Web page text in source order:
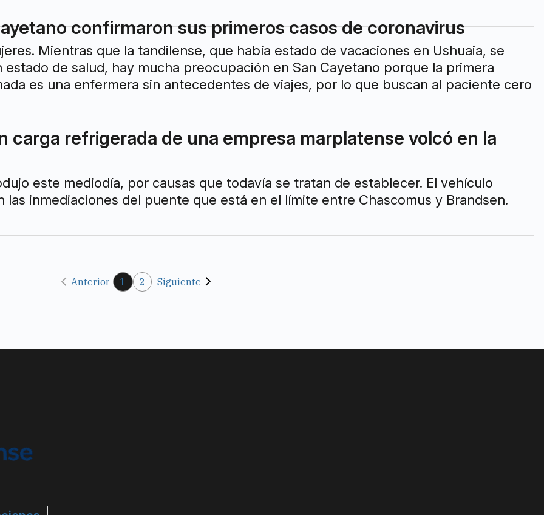
confirmaron sus primeros casos de coronavirus
Mientras que la tandilense, que había estado de vacaciones en Ushuaia, se
de salud, hay mucha preocupación en San Cayetano porque la primera
es una enfermera sin antecedentes de viajes, por lo que buscan al paciente cero
carga refrigerada de una empresa marplatense volcó en la
este mediodía, por causas que todavía se tratan de establecer. El vehículo
las inmediaciones del puente que está en el límite entre Chascomus y Brandsen.
Anterior 1 2 Siguiente